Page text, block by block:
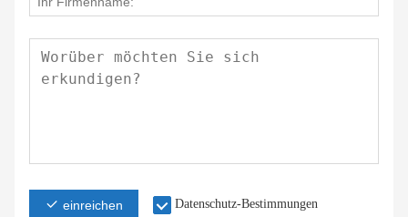
einreichen Datenschutz-Bestimmungen